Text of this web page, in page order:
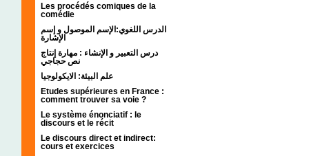
Les procédés comiques de la
comédie
الدرس اللغوي:الإسم الموصول و إسم
الإشارة
درس التعبير و الإنشاء : مهارة إنتاج
نص حجاجي
علم البيئة: الايكولوجيا
Etudes supérieures en France :
comment trouver sa voie ?
Le système énonciatif : le
discours et le récit
Le discours direct et indirect:
cours et exercices